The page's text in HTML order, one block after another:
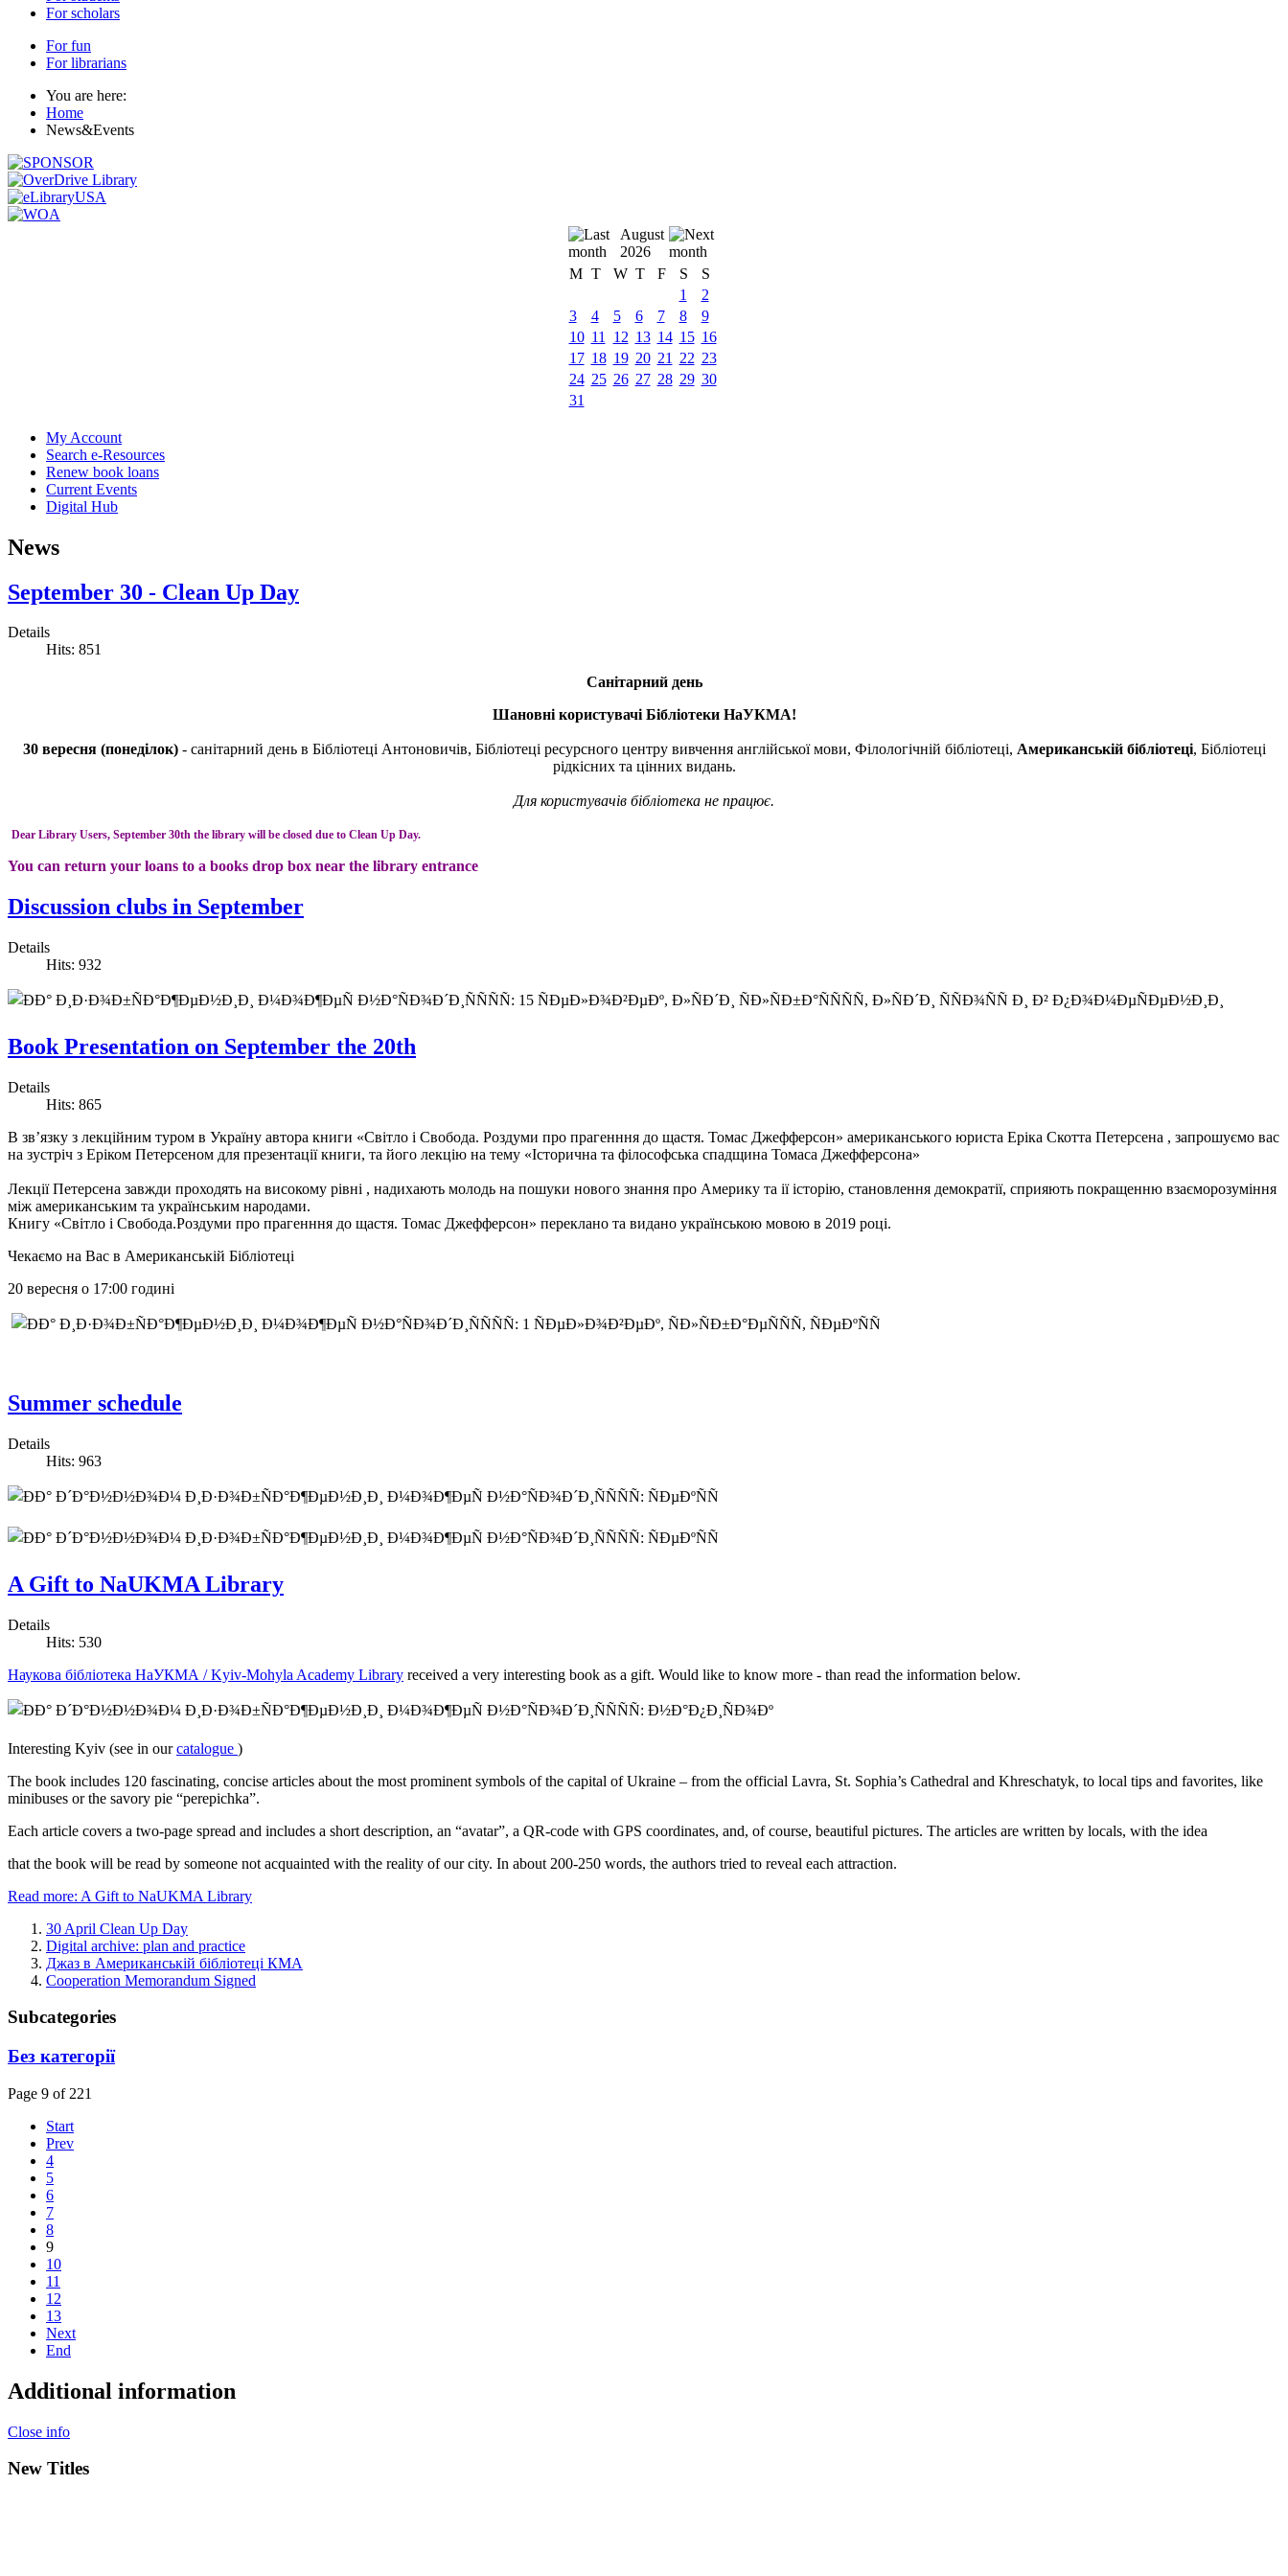
For scholars
For fun
For librarians
You are here:
Home
News&Events
August
2026
M T W T F S
S
1
2
3
4 5 6 7 8
9
10 11 12 13 14 15 16
17 18 19 20 21 22 23
24 25 26 27 28 29 30
31
My Account
Search e-Resources
Renew book loans
Current Events
Digital Hub
News
September 30 - Clean Up Day
Details
Hits: 851
Санітарний день
Шановні користувачі Бібліотеки НаУКМА!
30 вересня (понеділок)- санітарний день в Бібліотеці Антоновичів, Бібліотеці ресурсного центру вивчення англійської мови, Філологічній бібліотеці, Американській бібліотеці, Бібліотеці
рідкісних та цінних видань.
Для користувачів бібліотека не працює.
Dear Library Users, September 30th the library will be closed due to Clean Up Day.
You can return your loans to a books drop box near the library entrance
Discussion clubs in September
Details
Hits: 932
Book Presentation on September the 20th
Details
Hits: 865
В зв’язку з лекцiйним туром в Україну автора книги «Cвiтло i Свобода. Роздуми про прагенння до щастя. Томас Джефферсон» американського юриста Ерiка Скотта Петерсена , запрошуємо вас
на зустрiч з Ерiком Петерсеном для презентацiї книги, та його лекцію на тему «Icторична та фiлософська спадщина Томаса Джефферсона»
Лекцiї Петерсена завжди проходять на високому рівнi , надихають молодь на пошуки нового знання про Америку та iї iсторiю, становлення демократiї, сприяють покращенню взаєморозуміння
між американським та українським народами.
Книгу «Cвiтло i Свобода.Роздуми про прагенння до щастя. Томас Джефферсон» переклано та видано українською мовою в 2019 роцi.
Чекаємо на Вас в Американській Бібліотеці
20 вересня о 17:00 годині
Summer schedule
Details
Hits: 963
A Gift to NaUKMA Library
Details
Hits: 530
Наукова бібліотека НаУКМА / Kyiv-Mohyla Academy Library received a very interesting book as a gift. Would like to know more - than read the information below.
Interesting Kyiv (see in ourcatalogue )
The book includes 120 fascinating, concise articles about the most prominent symbols of the capital of Ukraine – from the official Lavra, St. Sophia’s Cathedral and Khreschatyk, to local tips and favorites, like
minibuses or the savory pie “perepichka”.
Each article covers a two-page spread and includes a short description, an “avatar”, a QR-code with GPS coordinates, and, of course, beautiful pictures. The articles are written by locals, with the idea
that the book will be read by someone not acquainted with the reality of our city. In about 200-250 words, the authors tried to reveal each attraction.
Read more: A Gift to NaUKMA Library
30 April Clean Up Day
Digital archive: plan and practice
Джаз в Американській бібліотеці КМА
Cooperation Memorandum Signed
Subcategories
Без категорії
Page 9 of 221
Start
Prev
4
5
6
7
8
9
10
11
12
13
Next
End
Additional information
Close info
New Titles